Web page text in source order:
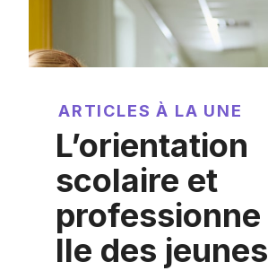
ARTICLES À LA UNE
L’orientation
scolaire et
professionne
lle des jeunes